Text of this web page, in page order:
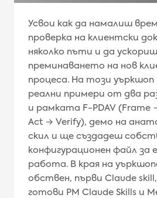
Усвои как да намалиш
проверка на клиентски
няколко пъти и да ускориш
преминаването на нов
процеса. На този
реални примери от два
и рамката F-PDAV (Frame
Act → Verify), демо на
скил и ще създадеш
конфигурационен файл за
работа. В края на
обствен, първи Claude
готови PM Claude Skills и